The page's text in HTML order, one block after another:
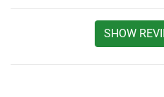
SHOW